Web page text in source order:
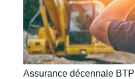
Assurance décennale